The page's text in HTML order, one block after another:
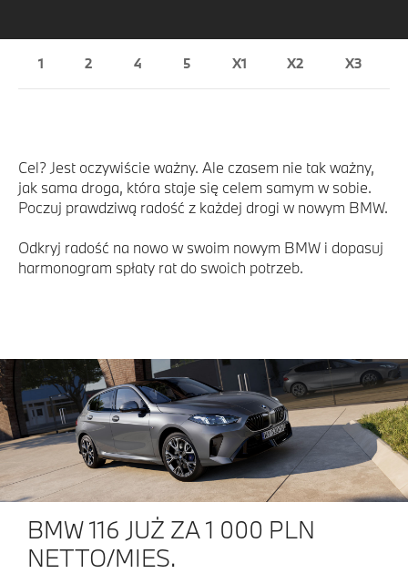
1 2 4 5 X1 X2 X3
Cel? Jest oczywiście ważny. Ale czasem nie tak ważny,
jak sama droga, która staje się celem samym w sobie.
Poczuj prawdziwą radość z każdej drogi w nowym BMW.
Odkryj radość na nowo w swoim nowym BMW i dopasuj
harmonogram spłaty rat do swoich potrzeb.
BMW 116 JUŻ ZA 1 000 PLN
NETTO/MIES.